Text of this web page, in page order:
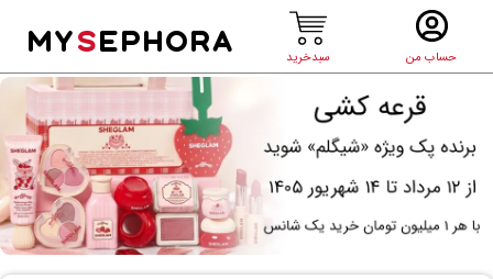
حساب من سبدخرید
MYSEPHORA